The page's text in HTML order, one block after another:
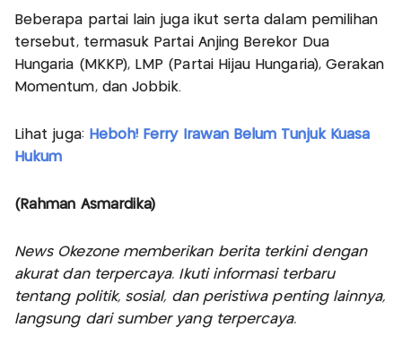
Beberapa partai lain juga ikut serta dalam pemilihan
tersebut, termasuk Partai Anjing Berekor Dua
Hungaria (MKKP), LMP (Partai Hijau Hungaria), Gerakan
Momentum, dan Jobbik.
Lihat juga: Heboh! Ferry Irawan Belum Tunjuk Kuasa
Hukum
(Rahman Asmardika)
News Okezone memberikan berita terkini dengan
akurat dan terpercaya. Ikuti informasi terbaru
tentang politik, sosial, dan peristiwa penting lainnya,
langsung dari sumber yang terpercaya.